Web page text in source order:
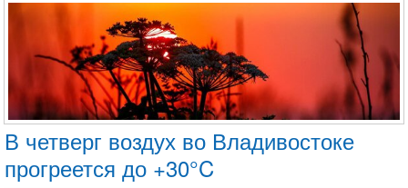
В четверг воздух во Владивостоке
прогреется до +30°C